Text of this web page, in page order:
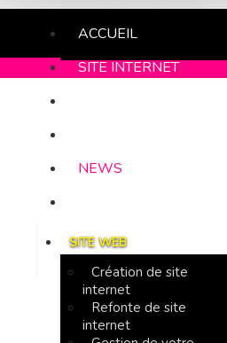
ACCUEIL
SITE INTERNET
NEWS
SITE WEB
Création de site
internet
Refonte de site
internet